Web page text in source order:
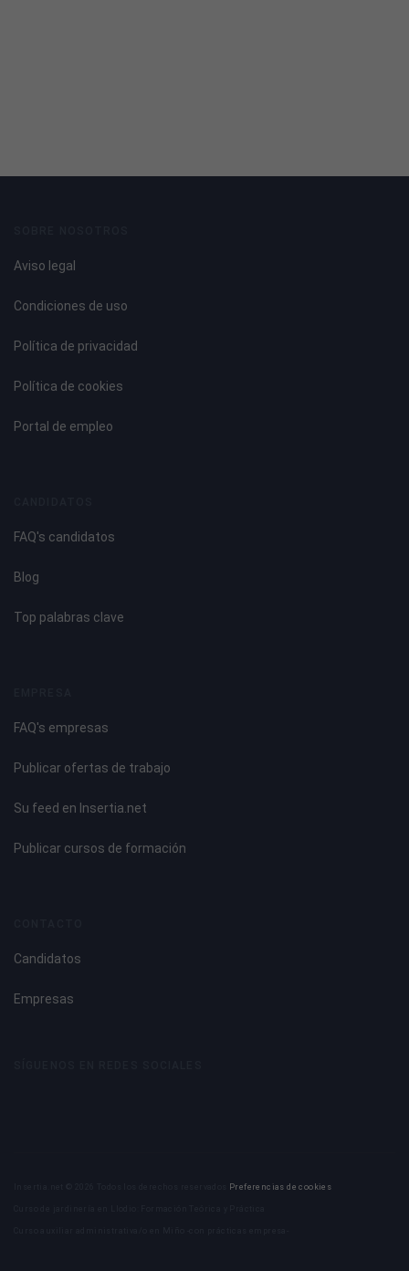
Aviso legal
Condiciones de uso
Política de privacidad
Política de cookies
Portal de empleo
FAQ's candidatos
Blog
Top palabras clave
FAQ's empresas
Publicar ofertas de trabajo
Su feed en Insertia.net
Publicar cursos de formación
Candidatos
Empresas
Preferencias de cookies